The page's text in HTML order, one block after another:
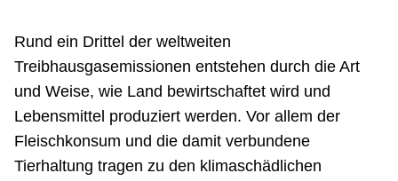
Rund ein Drittel der weltweiten
Treibhausgasemissionen entstehen durch die Art
und Weise, wie Land bewirtschaftet wird und
Lebensmittel produziert werden. Vor allem der
Fleischkonsum und die damit verbundene
Tierhaltung tragen zu den klimaschädlichen